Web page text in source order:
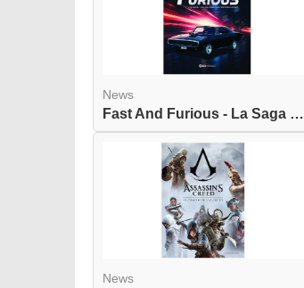
News
Fast And Furious - La Saga - Les Acteurs - Les V...
News